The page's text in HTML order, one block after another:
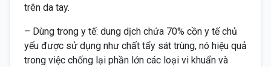
trên da tay.
– Dùng trong y tế: dung dịch chứa 70% cồn y tế chủ
yếu được sử dụng như chất tẩy sát trùng, nó hiệu quả
trong việc chống lại phần lớn các loại vi khuẩn và